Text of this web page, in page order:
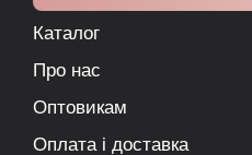
Каталог
Про нас
Оптовикам
Оплата і доставка